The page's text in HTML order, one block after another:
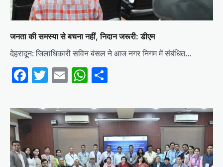
जनता की समस्या से बचना नहीं, निदान जरूरी: डीएम
देहरादून: जिलाधिकारी सविन बंसल ने आज नगर निगम में संबंधित…
Facebook
Twitter
EmailWhatsApp